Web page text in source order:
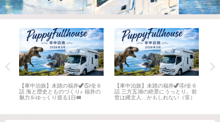
【車中泊旅】未踏の福井🦖⑤/全６
話 海と歴史とものづくり♪ 福井の
魅力をゆっくり巡る1日🚐
【車中泊旅】未踏の福井🦖④/全６
話 三方五湖の絶景にうっとり。前
世は縄文人…かもしれない（笑）